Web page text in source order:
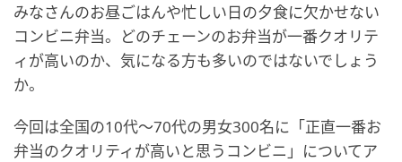
みなさんのお昼ごはんや忙しい日の夕食に欠かせない
コンビニ弁当。どのチェーンのお弁当が一番クオリテ
ィが高いのか、気になる方も多いのではないでしょう
か。
今回は全国の10代〜70代の男女300名に「正直一番お
弁当のクオリティが高いと思うコンビニ」についてア